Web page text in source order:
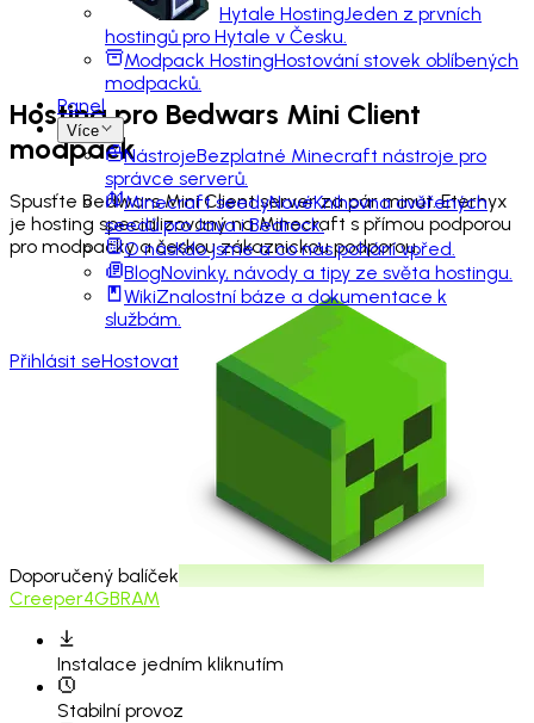
Hytale HostingJeden z prvních
hostingů pro Hytale v Česku.
Modpack HostingHostování stovek oblíbených
modpacků.
Panel
Více
NástrojeBezplatné Minecraft nástroje pro
správce serverů.
Minecraft seedyNovéKnihovna ověřených
seedů pro Java i Bedrock.
O násKdo jsme a co nás pohání vpřed.
BlogNovinky, návody a tipy ze světa hostingu.
WikiZnalostní báze a dokumentace k
službám.
Přihlásit seHostovat
Hosting pro Bedwars Mini Client
modpack
Spusťte Bedwars Mini Client server za pár minut. Eternyx
je hosting specializovaný na Minecraft s přímou podporou
pro modpacky a českou zákaznickou podporou.
Doporučený balíček
Creeper4GBRAM
Instalace jedním kliknutím
Stabilní provoz